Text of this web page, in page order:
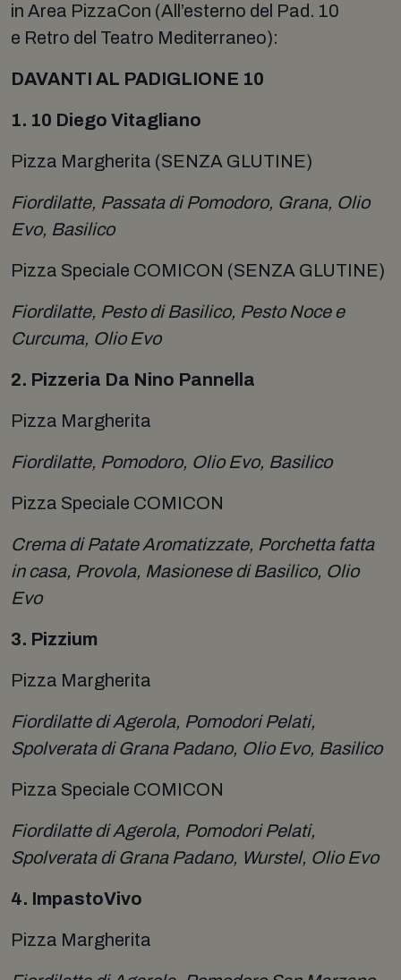
in Area PizzaCon (All’esterno del Pad. 10
e Retro del Teatro Mediterraneo):
DAVANTI AL PADIGLIONE 10
1. 10 Diego Vitagliano
Pizza Margherita (SENZA GLUTINE)
Fiordilatte, Passata di Pomodoro, Grana, Olio
Evo, Basilico
Pizza Speciale COMICON (SENZA GLUTINE)
Fiordilatte, Pesto di Basilico, Pesto Noce e
Curcuma, Olio Evo
2. Pizzeria Da Nino Pannella
Pizza Margherita
Fiordilatte, Pomodoro, Olio Evo, Basilico
Pizza Speciale COMICON
Crema di Patate Aromatizzate, Porchetta fatta
in casa, Provola, Masionese di Basilico, Olio
Evo
3. Pizzium
Pizza Margherita
Fiordilatte di Agerola, Pomodori Pelati,
Spolverata di Grana Padano, Olio Evo, Basilico
Pizza Speciale COMICON
Fiordilatte di Agerola, Pomodori Pelati,
Spolverata di Grana Padano, Wurstel, Olio Evo
4. ImpastoVivo
Pizza Margherita